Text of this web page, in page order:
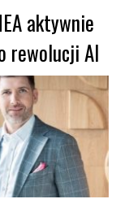
aktywnie
rewolucji AI